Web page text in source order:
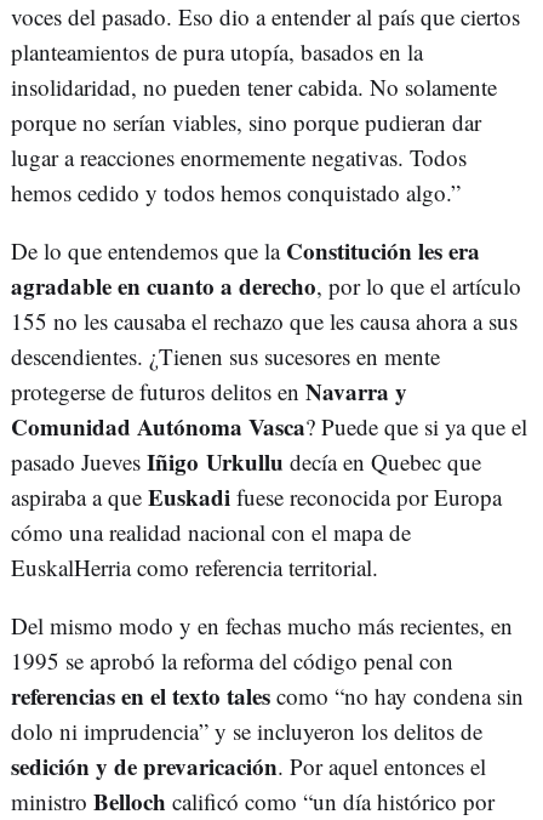
voces del pasado. Eso dio a entender al país que ciertos
planteamientos de pura utopía, basados en la
insolidaridad, no pueden tener cabida. No solamente
porque no serían viables, sino porque pudieran dar
lugar a reacciones enormemente negativas. Todos
hemos cedido y todos hemos conquistado algo.”
De lo que entendemos que la Constitución les era
agradable en cuanto a derecho, por lo que el artículo
155 no les causaba el rechazo que les causa ahora a sus
descendientes. ¿Tienen sus sucesores en mente
protegerse de futuros delitos en Navarra y
Comunidad Autónoma Vasca? Puede que si ya que el
pasado Jueves Iñigo Urkullu decía en Quebec que
aspiraba a que Euskadi fuese reconocida por Europa
cómo una realidad nacional con el mapa de
EuskalHerria como referencia territorial.
Del mismo modo y en fechas mucho más recientes, en
1995 se aprobó la reforma del código penal con
referencias en el texto tales como “no hay condena sin
dolo ni imprudencia” y se incluyeron los delitos de
sedición y de prevaricación. Por aquel entonces el
ministro Belloch calificó como “un día histórico por